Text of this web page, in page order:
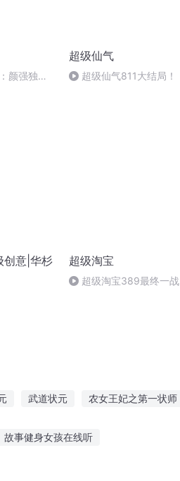
颜强独家
超级仙气
超级仙气811大结局！
创意|华杉
超级淘宝
超级淘宝389最终一战
武道状元 农女王妃之第一状师
故事健身女孩在线听